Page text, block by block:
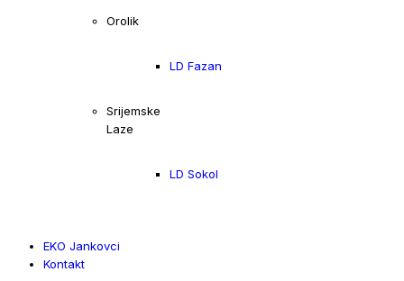
Orolik
LD Fazan
Srijemske
Laze
LD Sokol
EKO Jankovci
Kontakt